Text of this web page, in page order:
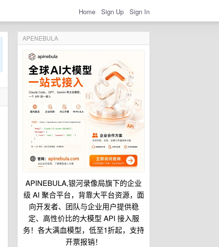
Home Sign Up Sign In
APENEBULA
APINEBULA,银河录像局旗下的企业
级 AI 聚合平台，背靠大平台资源，面
向开发者、团队与企业用户提供稳
定、高性价比的大模型 API 接入服
务！各大满血模型，低至1折起，支持
开票报销！